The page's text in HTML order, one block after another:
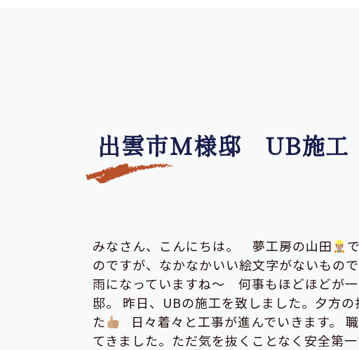
出雲市M様邸 UB施工
みなさん、こんにちは。 夢工房の山田
のですが、なかなかいい絵文字がないもの
雨になっていますね～ 何事もほどほどが
邸。 昨日、UBの施工を致しました。夕方
た
日々着々と工事が進んでいきます。
てきました。ただ気を抜くことなく安全第